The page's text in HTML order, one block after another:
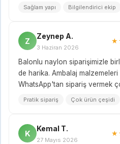
Sağlam yapı Bilgilendirici ekip
Z
Zeynep A.
3 Haziran 2026
Balonlu naylon siparişimizle
de harika. Ambalaj malzemeleri
WhatsApp'tan sipariş vermek
Pratik sipariş Çok ürün çeşidi
K
Kemal T.
27 Mayıs 2026